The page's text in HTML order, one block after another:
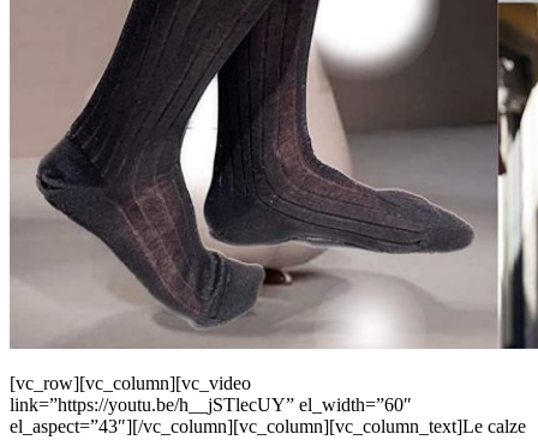
[vc_row][vc_column][vc_video
link=”https://youtu.be/h__jSTlecUY” el_width=”60″
el_aspect=”43″][/vc_column][vc_column][vc_column_text]Le calze